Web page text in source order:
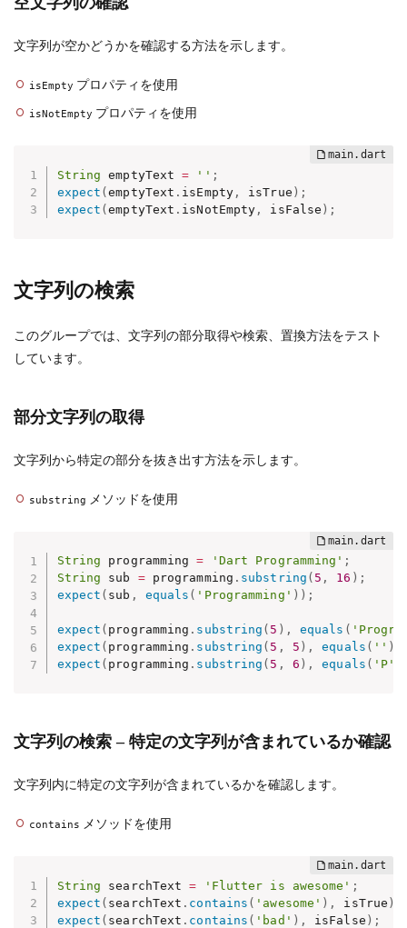
文字列が空かどうかを確認する方法を示します。
isEmpty プロパティを使用
isNotEmpty プロパティを使用
String emptyText = '' ;
expect (emptyText . isEmpty, isTrue ) ;
expect (emptyText . isNotEmpty , isFalse ) ;
文字列の検索
このグループでは、文字列の部分取得や検索、置換方法をテスト
しています。
部分文字列の取得
文字列から特定の部分を抜き出す方法を示します。
substring メソッドを使用
String programming = 'Dart Programming' ;
String sub = programming . substring ( 5 , 16 ) ;
expect ( sub , equals ( 'Programming' ) ) ;
expect ( programming . substring ( 5 ) , equals (
expect ( programming . substring ( 5 , 5 ) , equals ( '' )
expect ( programming . substring ( 5 , 6 ) , equals ( 'P'
文字列の検索 – 特定の文字列が含まれているか確認
文字列内に特定の文字列が含まれているかを確認します。
contains メソッドを使用
String searchText = 'Flutter is awesome' ;
expect ( searchText . contains ( 'awesome' ) , isTrue )
expect ( searchText . contains ( 'bad' ) , isFalse ) ;